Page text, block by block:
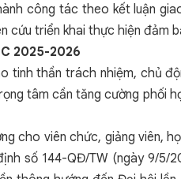
công tác theo kết luận
cứu triển khai thực hiện đảm
2025-2026
thần trách nhiệm, chủ
tâm cần tăng cường phối
cho viên chức, giảng viên,
số 144-QĐ/TW (ngày 9/5/